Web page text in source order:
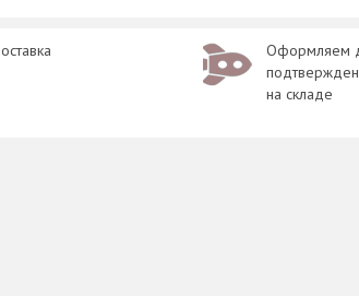
Оформляем
на складе